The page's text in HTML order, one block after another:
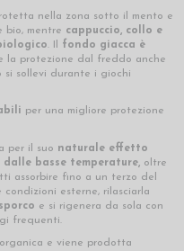
nella zona sotto il mento e
bio, mentre cappuccio, collo e
. Il fondo giacca è
la protezione dal freddo anche
si sollevi durante i giochi
per una migliore protezione
per il suo naturale effetto
basse temperature, oltre
assorbire fino a un terzo del
esterne, rilasciarla
e si rigenera da sola con
frequenti.
e viene prodotta